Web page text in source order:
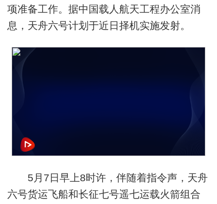
项准备工作。据中国载人航天工程办公室消
息，天舟六号计划于近日择机实施发射。
5月7日早上8时许，伴随着指令声，天舟
六号货运飞船和长征七号遥七运载火箭组合